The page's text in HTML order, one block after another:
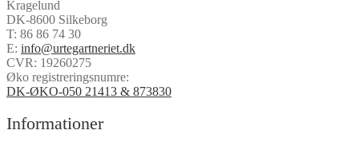
Kragelund
DK-8600 Silkeborg
T: 86 86 74 30
E: info@urtegartneriet.dk
CVR: 19260275
Øko registreringsnumre:
DK-ØKO-050 21413 & 873830
Informationer